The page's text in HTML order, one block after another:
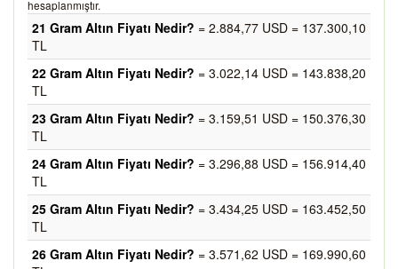
hesaplanmıştır.
21 Gram Altın Fiyatı Nedir? = 2.884,77 USD = 137.300,10
TL
22 Gram Altın Fiyatı Nedir? = 3.022,14 USD = 143.838,20
TL
23 Gram Altın Fiyatı Nedir? = 3.159,51 USD = 150.376,30
TL
24 Gram Altın Fiyatı Nedir? = 3.296,88 USD = 156.914,40
TL
25 Gram Altın Fiyatı Nedir? = 3.434,25 USD = 163.452,50
TL
26 Gram Altın Fiyatı Nedir? = 3.571,62 USD = 169.990,60